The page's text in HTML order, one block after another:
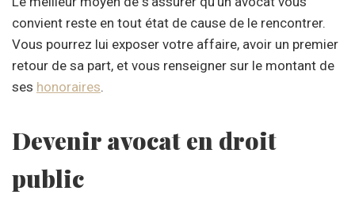
convient reste en tout état de cause de le rencontrer.
Vous pourrez lui exposer votre affaire, avoir un premier
retour de sa part, et vous renseigner sur le montant de
ses honoraires.
Devenir avocat en droit
public